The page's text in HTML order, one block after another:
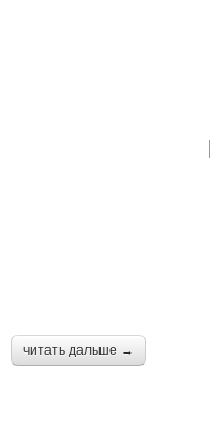
читать дальше →